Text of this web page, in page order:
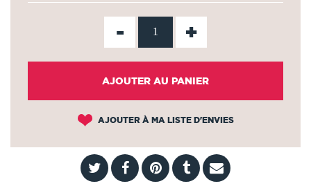
- +
AJOUTER AU PANIER
AJOUTER À MA LISTE D'ENVIES